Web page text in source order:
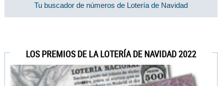
Tu buscador de números de Lotería de Navidad
LOS PREMIOS DE LA LOTERÍA DE NAVIDAD 2022